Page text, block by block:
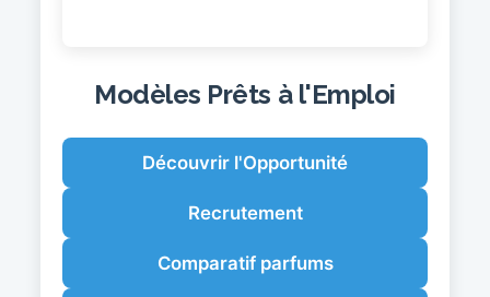
Modèles Prêts à l'Emploi
Découvrir l'Opportunité
Recrutement
Comparatif parfums